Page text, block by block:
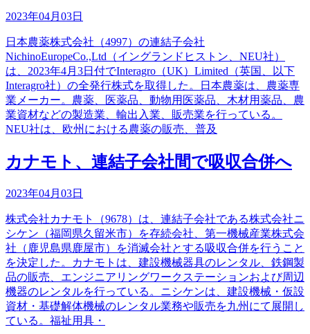
2023年04月03日
日本農薬株式会社（4997）の連結子会社
NichinoEuropeCo.,Ltd（イングランドヒストン、NEU社）
は、2023年4月3日付でInteragro（UK）Limited（英国、以下
Interagro社）の全発行株式を取得した。日本農薬は、農薬専
業メーカー。農薬、医薬品、動物用医薬品、木材用薬品、農
業資材などの製造業、輸出入業、販売業を行っている。
NEU社は、欧州における農薬の販売、普及
カナモト、連結子会社間で吸収合併へ
2023年04月03日
株式会社カナモト（9678）は、連結子会社である株式会社ニ
シケン（福岡県久留米市）を存続会社、第一機械産業株式会
社（鹿児島県鹿屋市）を消滅会社とする吸収合併を行うこと
を決定した。カナモトは、建設機械器具のレンタル、鉄鋼製
品の販売、エンジニアリングワークステーションおよび周辺
機器のレンタルを行っている。ニシケンは、建設機械・仮設
資材・基礎解体機械のレンタル業務や販売を九州にて展開し
ている。福祉用具・